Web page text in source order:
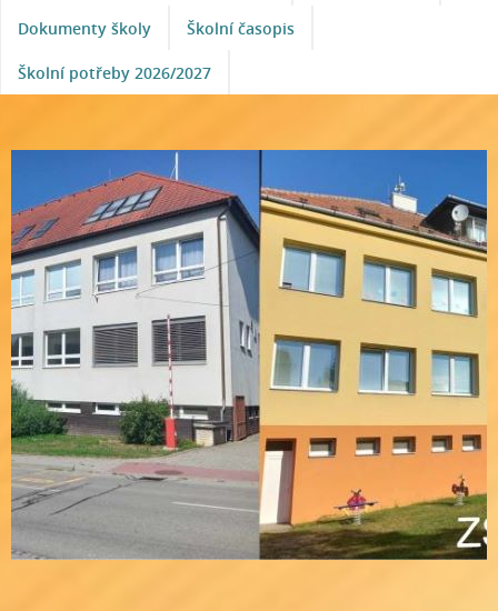
Dokumenty školy Školní časopis
Školní potřeby 2026/2027